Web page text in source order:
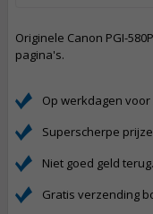
Originele Canon PGI-
pagina's.
Op werkdagen
Superscherpe
Niet goed geld terug.
Gratis verzending